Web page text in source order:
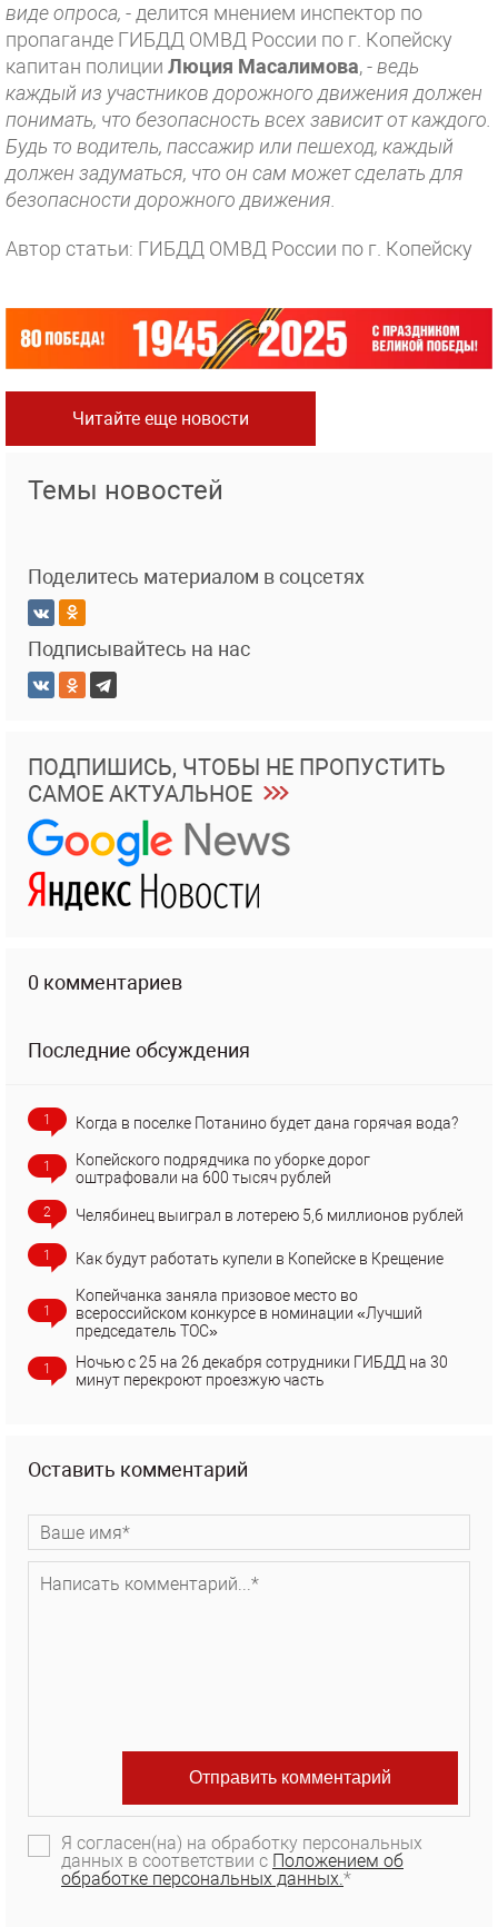
виде опроса, - делится мнением инспектор по
пропаганде ГИБДД ОМВД России по г. Копейску
капитан полиции Люция Масалимова, -ведь
каждый из участников дорожного движения должен
понимать, что безопасность всех зависит от каждого.
Будь то водитель, пассажир или пешеход, каждый
должен задуматься, что он сам может сделать для
безопасности дорожного движения.
Автор статьи: ГИБДД ОМВД России по г. Копейску
Читайте еще новости
Темы новостей
Поделитесь материалом в соцсетях
Подписывайтесь на нас
ПОДПИШИСЬ, ЧТОБЫ НЕ ПРОПУСТИТЬ
САМОЕ АКТУАЛЬНОЕ
0 комментариев
Последние обсуждения
1 Когда в поселке Потанино будет дана горячая вода?
1
Копейского подрядчика по уборке дорог
оштрафовали на 600 тысяч рублей
2 Челябинец выиграл в лотерею 5,6 миллионов рублей
1 Как будут работать купели в Копейске в Крещение
1
Копейчанка заняла призовое место во
всероссийском конкурсе в номинации «Лучший
председатель ТОС»
1
Ночью с 25 на 26 декабря сотрудники ГИБДД на 30
минут перекроют проезжую часть
Оставить комментарий
Я согласен(на) на обработку персональных
данных в соответствии с Положением об
обработке персональных данных.*